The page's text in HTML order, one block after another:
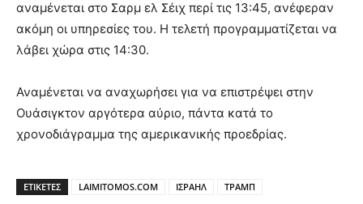
αναμένεται στο Σαρμ ελ Σέιχ περί τις 13:45, ανέφεραν
ακόμη οι υπηρεσίες του. Η τελετή προγραμματίζεται να
λάβει χώρα στις 14:30.
Αναμένεται να αναχωρήσει για να επιστρέψει στην
Ουάσιγκτον αργότερα αύριο, πάντα κατά το
χρονοδιάγραμμα της αμερικανικής προεδρίας.
ΕΤΙΚΕΤΕΣ LAIMITOMOS.COM ΙΣΡΑΗΛ ΤΡΑΜΠ